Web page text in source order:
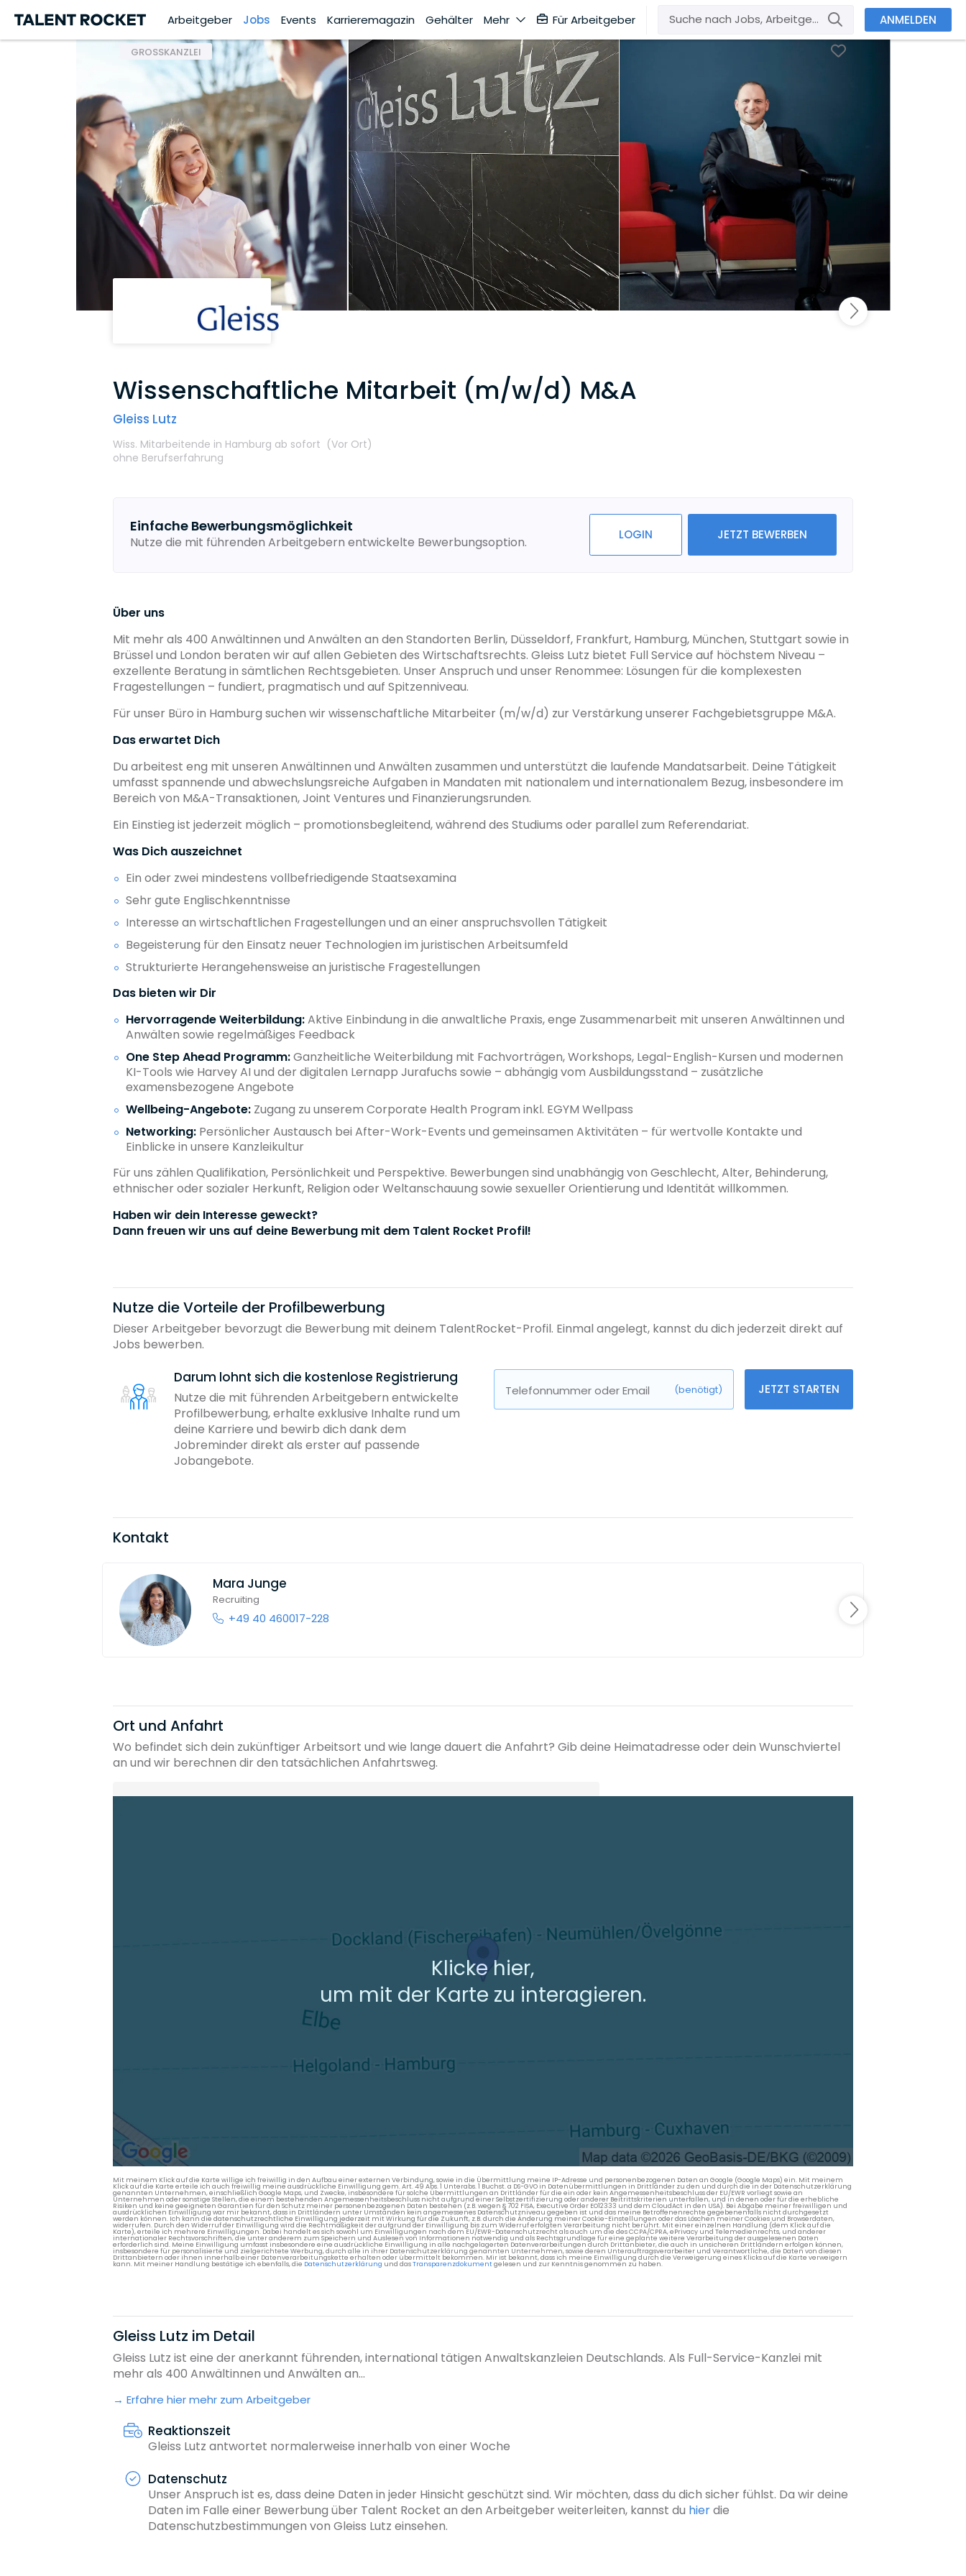
Arbeitgeber Jobs Events Karrieremagazin Gehälter Mehr Für Arbeitgeber ANMELDEN
GROSSKANZLEI
Wissenschaftliche Mitarbeit (m/w/d) M&A
Gleiss Lutz
Wiss. Mitarbeitende in Hamburg ab sofort (Vor Ort)
ohne Berufserfahrung
Einfache Bewerbungsmöglichkeit
Nutze die mit führenden Arbeitgebern entwickelte Bewerbungsoption. LOGIN JETZT BEWERBEN
Über uns
Mit mehr als 400 Anwältinnen und Anwälten an den Standorten Berlin, Düsseldorf, Frankfurt, Hamburg, München, Stuttgart sowie in
Brüssel und London beraten wir auf allen Gebieten des Wirtschaftsrechts. Gleiss Lutz bietet Full Service auf höchstem Niveau –
exzellente Beratung in sämtlichen Rechtsgebieten. Unser Anspruch und unser Renommee: Lösungen für die komplexesten
Fragestellungen – fundiert, pragmatisch und auf Spitzenniveau.
Für unser Büro in Hamburg suchen wir wissenschaftliche Mitarbeiter (m/w/d) zur Verstärkung unserer Fachgebietsgruppe M&A.
Das erwartet Dich
Du arbeitest eng mit unseren Anwältinnen und Anwälten zusammen und unterstützt die laufende Mandatsarbeit. Deine Tätigkeit
umfasst spannende und abwechslungsreiche Aufgaben in Mandaten mit nationalem und internationalem Bezug, insbesondere im
Bereich von M&A-Transaktionen, Joint Ventures und Finanzierungsrunden.
Ein Einstieg ist jederzeit möglich – promotionsbegleitend, während des Studiums oder parallel zum Referendariat.
Was Dich auszeichnet
Ein oder zwei mindestens vollbefriedigende Staatsexamina
Sehr gute Englischkenntnisse
Interesse an wirtschaftlichen Fragestellungen und an einer anspruchsvollen Tätigkeit
Begeisterung für den Einsatz neuer Technologien im juristischen Arbeitsumfeld
Strukturierte Herangehensweise an juristische Fragestellungen
Das bieten wir Dir
Hervorragende Weiterbildung:Aktive Einbindung in die anwaltliche Praxis, enge Zusammenarbeit mit unseren Anwältinnen und
Anwälten sowie regelmäßiges Feedback
One Step Ahead Programm:Ganzheitliche Weiterbildung mit Fachvorträgen, Workshops, Legal-English-Kursen und modernen
KI-Tools wie Harvey AI und der digitalen Lernapp Jurafuchs sowie – abhängig vom Ausbildungsstand – zusätzliche
examensbezogene Angebote
Wellbeing-Angebote: Zugang zu unserem Corporate Health Program inkl. EGYM Wellpass
Networking: Persönlicher Austausch bei After-Work-Events und gemeinsamen Aktivitäten – für wertvolle Kontakte und
Einblicke in unsere Kanzleikultur
Für uns zählen Qualifikation, Persönlichkeit und Perspektive. Bewerbungen sind unabhängig von Geschlecht, Alter, Behinderung,
ethnischer oder sozialer Herkunft, Religion oder Weltanschauung sowie sexueller Orientierung und Identität willkommen.
Haben wir dein Interesse geweckt?
Dann freuen wir uns auf deine Bewerbung mit dem Talent Rocket Profil!
Nutze die Vorteile der Profilbewerbung
Dieser Arbeitgeber bevorzugt die Bewerbung mit deinem TalentRocket-Profil. Einmal angelegt, kannst du dich jederzeit direkt auf
Jobs bewerben.
Darum lohnt sich die kostenlose Registrierung
Nutze die mit führenden Arbeitgebern entwickelte
Profilbewerbung, erhalte exklusive Inhalte rund um
deine Karriere und bewirb dich dank dem
Jobreminder direkt als erster auf passende
Jobangebote.
Telefonnummer oder Email (benötigt) JETZT STARTEN
Kontakt
Mara Junge
Recruiting
+49 40 460017-228
Ort und Anfahrt
Wo befindet sich dein zukünftiger Arbeitsort und wie lange dauert die Anfahrt? Gib deine Heimatadresse oder dein Wunschviertel
an und wir berechnen dir den tatsächlichen Anfahrtsweg.
Heimatadresse oder Wunschort
Klicke hier,
um mit der Karte zu interagieren.
Mit meinem Klick auf die Karte willige ich freiwillig in den Aufbau einer externen Verbindung, sowie in die Übermittlung meine IP-Adresse und personenbezogenen Daten an Google (Google Maps) ein. Mit meinem
Klick auf die Karte erteile ich auch freiwillig meine ausdrückliche Einwilligung gem. Art. 49 Abs. 1 Unterabs. 1 Buchst. a DS-GVO in Datenübermittlungen in Drittländer zu den und durch die in der Datenschutzerklärung
genannten Unternehmen, einschließlich Google Maps, und Zwecke, insbesondere für solche Übermittlungen an Drittländer für die ein oder kein Angemessenheitsbeschluss der EU/EWR vorliegt sowie an
Unternehmen oder sonstige Stellen, die einem bestehenden Angemessenheitsbeschluss nicht aufgrund einer Selbstzertifizierung oder anderer Beitrittskriterien unterfallen, und in denen oder für die erhebliche
Risiken und keine geeigneten Garantien für den Schutz meiner personenbezogenen Daten bestehen (z.B. wegen § 702 FISA, Executive Order EO12333 und dem CloudAct in den USA). Bei Abgabe meiner freiwilligen und
ausdrücklichen Einwilligung war mir bekannt, dass in Drittländern unter Umständen kein angemessenes Datenschutzniveau gegeben ist und das meine Betroffenenrechte gegebenenfalls nicht durchgesetzt
werden können. Ich kann die datenschutzrechtliche Einwilligung jederzeit mit Wirkung für die Zukunft, z.B. durch die Änderung meiner Cookie-Einstellungen oder das Löschen meiner Cookies und Browserdaten,
widerrufen. Durch den Widerruf der Einwilligung wird die Rechtmäßigkeit der aufgrund der Einwilligung bis zum Widerruf erfolgten Verarbeitung nicht berührt. Mit einer einzelnen Handlung (dem Klick auf die
Karte), erteile ich mehrere Einwilligungen. Dabei handelt es sich sowohl um Einwilligungen nach dem EU/EWR-Datenschutzrecht als auch um die des CCPA/CPRA, ePrivacy und Telemedienrechts, und anderer
internationaler Rechtsvorschriften, die unter anderem zum Speichern und Auslesen von Informationen notwendig und als Rechtsgrundlage für eine geplante weitere Verarbeitung der ausgelesenen Daten
erforderlich sind. Meine Einwilligung umfasst insbesondere eine ausdrückliche Einwilligung in alle nachgelagerten Datenverarbeitungen durch Drittanbieter, die auch in unsicheren Drittländern erfolgen können,
insbesondere für personalisierte und zielgerichtete Werbung, durch alle in ihrer Datenschutzerklärung genannten Unternehmen, sowie deren Unterauftragsverarbeiter und Verantwortliche, die Daten von diesen
Drittanbietern oder ihnen innerhalb einer Datenverarbeitungskette erhalten oder übermittelt bekommen. Mir ist bekannt, dass ich meine Einwilligung durch die Verweigerung eines Klicks auf die Karte verweigern
kann. Mit meiner Handlung bestätige ich ebenfalls, die Datenschutzerklärung und dasTransparenzdokumentgelesen und zur Kenntnis genommen zu haben.
Gleiss Lutz im Detail
Gleiss Lutz ist eine der anerkannt führenden, international tätigen Anwaltskanzleien Deutschlands. Als Full-Service-Kanzlei mit
mehr als 400 Anwältinnen und Anwälten an...
Erfahre hier mehr zum Arbeitgeber
Reaktionszeit
Gleiss Lutz antwortet normalerweise innerhalb von einer Woche
Datenschutz
Unser Anspruch ist es, dass deine Daten in jeder Hinsicht geschützt sind. Wir möchten, dass du dich sicher fühlst. Da wir deine
Daten im Falle einer Bewerbung über Talent Rocket an den Arbeitgeber weiterleiten, kannst du hierdie
Datenschutzbestimmungen von Gleiss Lutz einsehen.